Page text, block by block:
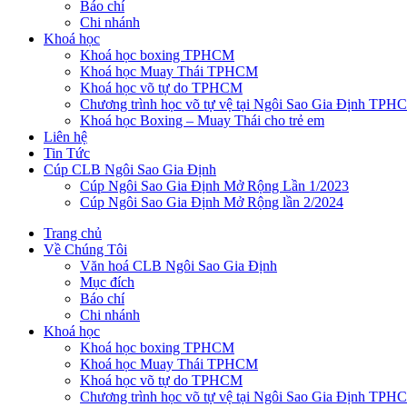
Báo chí
Chi nhánh
Khoá học
Khoá học boxing TPHCM
Khoá học Muay Thái TPHCM
Khoá học võ tự do TPHCM
Chương trình học võ tự vệ tại Ngôi Sao Gia Định
Khoá học Boxing – Muay Thái cho trẻ em
Liên hệ
Tin Tức
Cúp CLB Ngôi Sao Gia Định
Cúp Ngôi Sao Gia Định Mở Rộng Lần 1/2023
Cúp Ngôi Sao Gia Định Mở Rộng lần 2/2024
Trang chủ
Về Chúng Tôi
Văn hoá CLB Ngôi Sao Gia Định
Mục đích
Báo chí
Chi nhánh
Khoá học
Khoá học boxing TPHCM
Khoá học Muay Thái TPHCM
Khoá học võ tự do TPHCM
Chương trình học võ tự vệ tại Ngôi Sao Gia Định